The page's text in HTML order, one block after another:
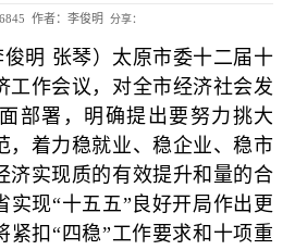
作者：李俊明 分享：
明 张琴）太原市委十二届十
工作会议，对全市经济社会发
部署，明确提出要努力挑大
，着力稳就业、稳企业、稳市
济实现质的有效提升和量的合
实现“十五五”良好开局作出更
紧扣“四稳”工作要求和十项重